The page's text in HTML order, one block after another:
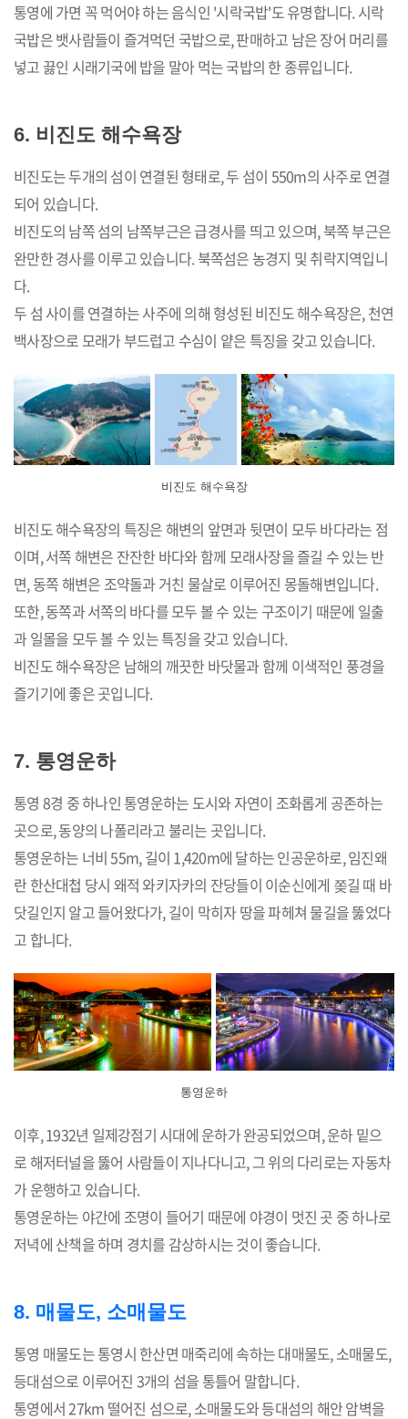
통영에 가면 꼭 먹어야 하는 음식인 '시락국밥'도 유명합니다. 시락
국밥은 뱃사람들이 즐겨먹던 국밥으로, 판매하고 남은 장어 머리를
넣고 끓인 시래기국에 밥을 말아 먹는 국밥의 한 종류입니다.
6. 비진도 해수욕장
비진도는 두개의 섬이 연결된 형태로, 두 섬이 550m의 사주로 연결
되어 있습니다.
비진도의 남쪽 섬의 남쪽부근은 급경사를 띄고 있으며, 북쪽 부근은
완만한 경사를 이루고 있습니다. 북쪽섬은 농경지 및 취락지역입니
다.
두 섬 사이를 연결하는 사주에 의해 형성된 비진도 해수욕장은, 천연
백사장으로 모래가 부드럽고 수심이 얕은 특징을 갖고 있습니다.
비진도 해수욕장
비진도 해수욕장의 특징은 해변의 앞면과 뒷면이 모두 바다라는 점
이며, 서쪽 해변은 잔잔한 바다와 함께 모래사장을 즐길 수 있는 반
면, 동쪽 해변은 조약돌과 거친 물살로 이루어진 몽돌해변입니다.
또한, 동쪽과 서쪽의 바다를 모두 볼 수 있는 구조이기 때문에 일출
과 일몰을 모두 볼 수 있는 특징을 갖고 있습니다.
비진도 해수욕장은 남해의 깨끗한 바닷물과 함께 이색적인 풍경을
즐기기에 좋은 곳입니다.
7. 통영운하
통영 8경 중 하나인 통영운하는 도시와 자연이 조화롭게 공존하는
곳으로, 동양의 나폴리라고 불리는 곳입니다.
통영운하는 너비 55m, 길이 1,420m에 달하는 인공운하로, 임진왜
란 한산대첩 당시 왜적 와키자카의 잔당들이 이순신에게 쫒길 때 바
닷길인지 알고 들어왔다가, 길이 막히자 땅을 파헤쳐 물길을 뚫었다
고 합니다.
통영운하
이후, 1932년 일제강점기 시대에 운하가 완공되었으며, 운하 밑으
로 해저터널을 뚫어 사람들이 지나다니고, 그 위의 다리로는 자동차
가 운행하고 있습니다.
통영운하는 야간에 조명이 들어기 때문에 야경이 멋진 곳 중 하나로
저녁에 산책을 하며 경치를 감상하시는 것이 좋습니다.
8. 매물도, 소매물도
통영 매물도는 통영시 한산면 매죽리에 속하는 대매물도, 소매물도,
등대섬으로 이루어진 3개의 섬을 통틀어 말합니다.
통영에서 27km 떨어진 섬으로, 소매물도와 등대섬의 해안 암벽을